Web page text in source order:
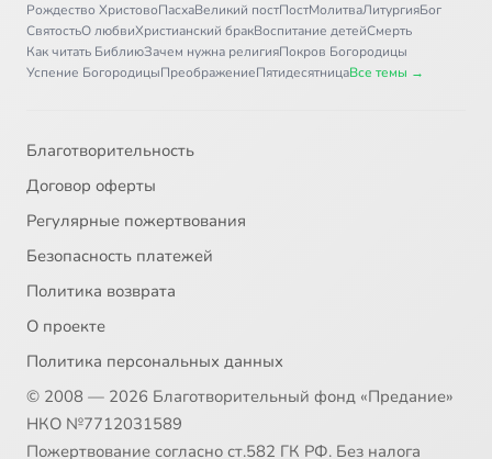
Рождество ХристовоПасхаВеликий постПостМолитваЛитургияБог
СвятостьО любвиХристианский бракВоспитание детейСмерть
Как читать БиблиюЗачем нужна религияПокров Богородицы
Успение БогородицыПреображениеПятидесятницаВсе темы →
Благотворительность
Договор оферты
Регулярные пожертвования
Безопасность платежей
Политика возврата
О проекте
Политика персональных данных
© 2008 — 2026 Благотворительный фонд «Предание»
НКО №7712031589
Пожертвование согласно ст.582 ГК РФ. Без налога